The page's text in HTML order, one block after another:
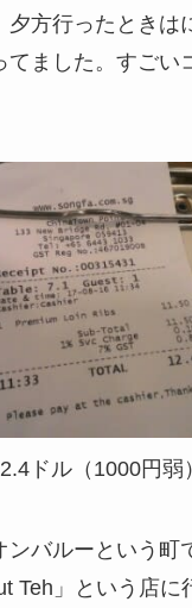
夕方行ったときは
てました。すごい
ドル（1000円弱）
ンバルーという町
Teh」という店に